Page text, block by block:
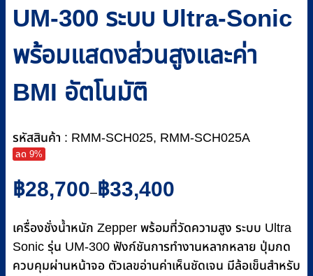
UM-300 ระบบ Ultra-Sonic
พร้อมแสดงส่วนสูงและค่า
BMI อัตโนมัติ
รหัสสินค้า : RMM-SCH025, RMM-SCH025A
ลด 9%
฿28,700–฿33,400
Price
range:
through
฿33,400
เครื่องชั่งน้ำหนัก Zepper พร้อมที่วัดความสูง ระบบ Ultra
Sonic รุ่น UM-300 ฟังก์ชันการทำงานหลากหลาย ปุ่มกด
ควบคุมผ่านหน้าจอ ตัวเลขอ่านค่าเห็นชัดเจน มีล้อเข็นสำหรับ